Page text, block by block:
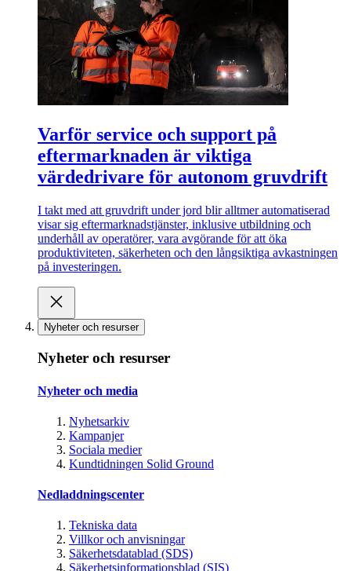
Varför service och support på
eftermarknaden är viktiga
värdedrivare för autonom gruvdrift
I takt med att gruvdrift under jord blir alltmer automatiserad
visar sig eftermarknadstjänster, inklusive utbildning och
underhåll av operatörer, vara avgörande för att öka
produktiviteten, säkerheten och den långsiktiga avkastningen
på investeringen.
Nyheter och resurser
Nyheter och resurser
Nyheter och media
Nyhetsarkiv
Kampanjer
Sociala medier
Kundtidningen Solid Ground
Nedladdningscenter
Tekniska data
Villkor och anvisningar
Säkerhetsdatablad (SDS)
Säkerhetsinformationsblad (SIS)